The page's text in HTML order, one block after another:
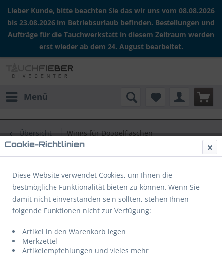
Lieber Kunde, bitte beachten Sie das wir uns vom 08.08.2026
bis 23.08.2026 im Betriebsurlaub befinden. Bestellungen und
Aufträge für die Tauchwerkstatt in diesem Zeitraum werden
erst wieder ab dem 24. August bearbeitet.
Menü
Übersicht Wings für Doppelflaschen
Cookie-Richtlinien
Diese Website verwendet Cookies, um Ihnen die
bestmögliche Funktionalität bieten zu können. Wenn Sie
damit nicht einverstanden sein sollten, stehen Ihnen
folgende Funktionen nicht zur Verfügung:
Artikel in den Warenkorb legen
Merkzettel
Artikelempfehlungen und vieles mehr